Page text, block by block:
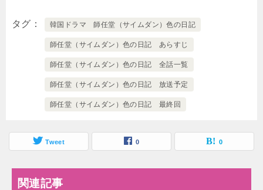
タグ 韓国ドラマ 師任堂（サイムダン）色の日記
師任堂（サイムダン）色の日記 あらすじ
師任堂（サイムダン）色の日記 全話一覧
師任堂（サイムダン）色の日記 放送予定
師任堂（サイムダン）色の日記 最終回
Tweet 0 0
関連記事